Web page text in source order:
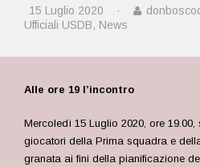
15 Luglio 2020 ·
Ufficiali USDB, News
Alle ore 19 l’incontro
Mercoledì 15 Luglio 2020, ore
giocatori della Prima squadra e
granata ai fini della pianificazione